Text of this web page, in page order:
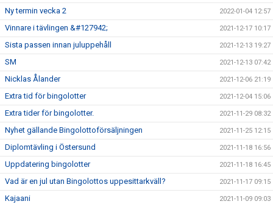
Ny termin vecka 2 2022-01-04 12:57
Vinnare i tävlingen &#127942; 2021-12-17 10:17
Sista passen innan juluppehåll 2021-12-13 19:27
SM 2021-12-13 07:42
Nicklas Ålander 2021-12-06 21:19
Extra tid för bingolotter 2021-12-04 15:06
Extra tider för bingolotter. 2021-11-29 08:32
Nyhet gällande Bingolottoförsäljningen 2021-11-25 12:15
Diplomtävling i Östersund 2021-11-18 16:56
Uppdatering bingolotter 2021-11-18 16:45
Vad är en jul utan Bingolottos uppesittarkväll? 2021-11-17 09:15
Kajaani 2021-11-09 09:03